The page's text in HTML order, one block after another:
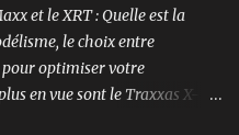
et le XRT : Quelle est la
le choix entre
pour optimiser votre
en vue sont le Traxxas X-